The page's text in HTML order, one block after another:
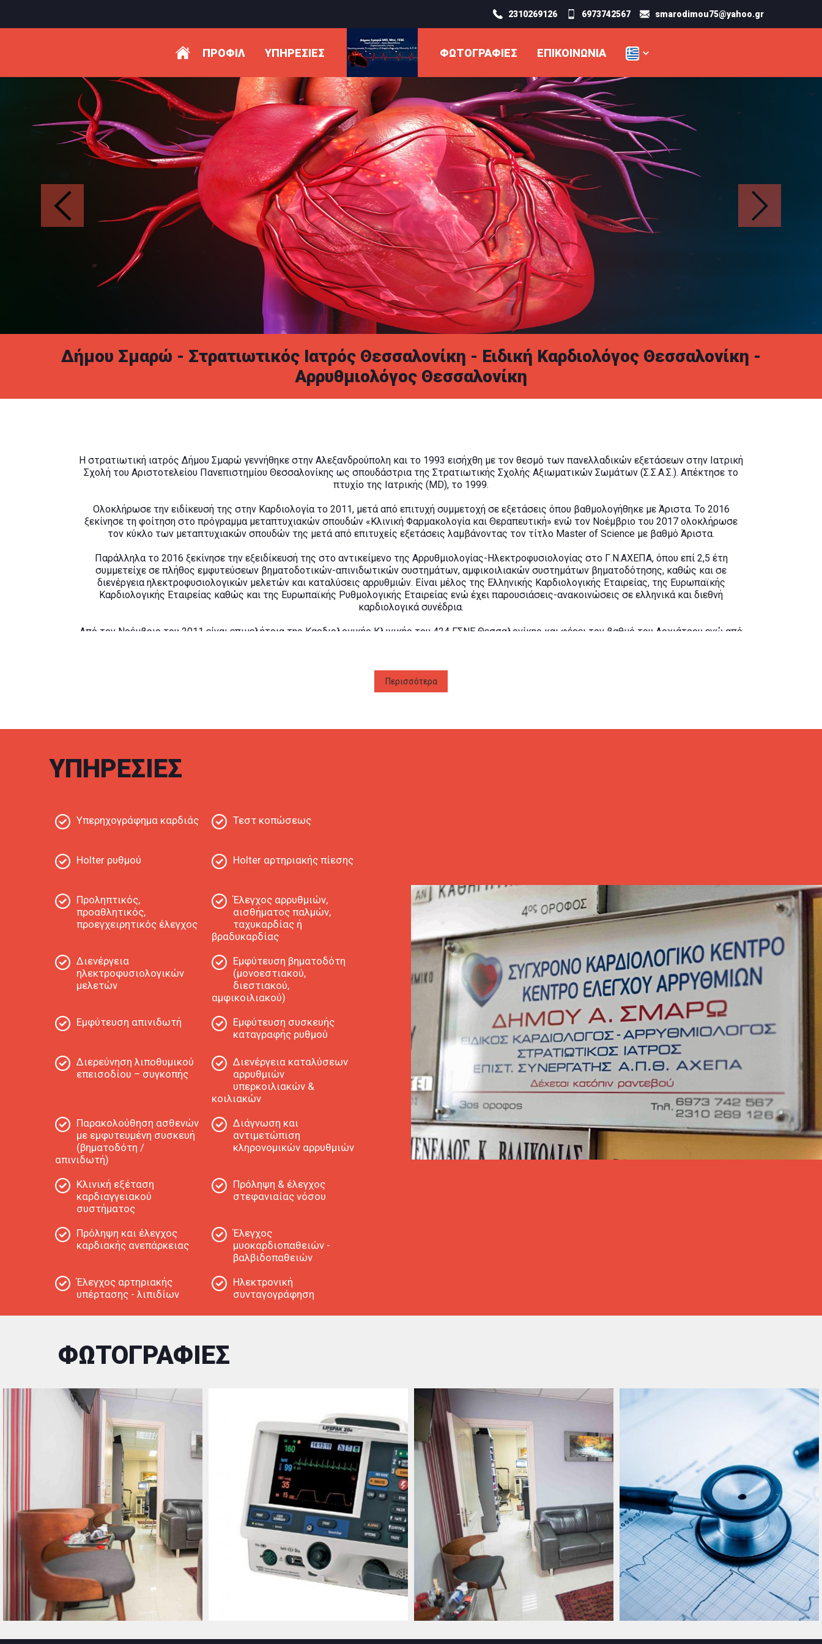
2310269126 6973742567 smarodimou75@yahoo.gr
ΠΡΟΦΊΛ ΥΠΗΡΕΣΊΕΣ ΦΩΤΟΓΡΑΦΊΕΣ ΕΠΙΚΟΙΝΩΝΊΑ
Δήμου Σμαρώ - Στρατιωτικός Ιατρός Θεσσαλονίκη - Ειδική Καρδιολόγος Θεσσαλονίκη -
Αρρυθμιολόγος Θεσσαλονίκη
Η στρατιωτική ιατρός Δήμου Σμαρώ γεννήθηκε στην Αλεξανδρούπολη και το 1993 εισήχθη με τον θεσμό των πανελλαδικών εξετάσεων στην Ιατρική
Σχολή του Αριστοτελείου Πανεπιστημίου Θεσσαλονίκης ως σπουδάστρια της Στρατιωτικής Σχολής Αξιωματικών Σωμάτων (Σ.Σ.Α.Σ.). Απέκτησε το
πτυχίο της Ιατρικής (MD), το 1999.
Ολοκλήρωσε την ειδίκευσή της στην Καρδιολογία το 2011, μετά από επιτυχή συμμετοχή σε εξετάσεις όπου βαθμολογήθηκε με Άριστα. Το 2016
ξεκίνησε τη φοίτηση στο πρόγραμμα μεταπτυχιακών σπουδών «Κλινική Φαρμακολογία και Θεραπευτική» ενώ τον Νοέμβριο του 2017 ολοκλήρωσε
τον κύκλο των μεταπτυχιακών σπουδών της μετά από επιτυχείς εξετάσεις λαμβάνοντας τον τίτλο Master of Science με βαθμό Άριστα.
Παράλληλα το 2016 ξεκίνησε την εξειδίκευσή της στο αντικείμενο της Αρρυθμιολογίας-Ηλεκτροφυσιολογίας στο Γ.Ν.ΑΧΕΠΑ, όπου επί 2,5 έτη
συμμετείχε σε πλήθος εμφυτεύσεων βηματοδοτικών-απινιδωτικών συστημάτων, αμφικοιλιακών συστημάτων βηματοδότησης, καθώς και σε
διενέργεια ηλεκτροφυσιολογικών μελετών και καταλύσεις αρρυθμιών. Είναι μέλος της Ελληνικής Καρδιολογικής Εταιρείας, της Ευρωπαϊκής
Καρδιολογικής Εταιρείας καθώς και της Ευρωπαϊκής Ρυθμολογικής Εταιρείας ενώ έχει παρουσιάσεις-ανακοινώσεις σε ελληνικά και διεθνή
καρδιολογικά συνέδρια.
Από τον Νοέμβριο του 2011 είναι επιμελήτρια της Καρδιολογικής Κλινικής του 424 ΓΣΝΕ Θεσσαλονίκης και φέρει τον βαθμό του Αρχιάτρου ενώ από
ιατρείο στο κέντρο της Θεσσαλονίκης.
Περισσότερα
ΥΠΗΡΕΣΊΕΣ
Υπερηχογράφημα καρδιάς Τεστ κοπώσεως
Holter ρυθμού Holter αρτηριακής πίεσης
Προληπτικός,
προαθλητικός,
προεγχειρητικός έλεγχος
Έλεγχος αρρυθμιών,
αισθήματος παλμών,
ταχυκαρδίας ή
βραδυκαρδίας
Διενέργεια
ηλεκτροφυσιολογικών
μελετών
Εμφύτευση βηματοδότη
(μονοεστιακού,
διεστιακού,
αμφικοιλιακού)
Εμφύτευση απινιδωτή
Εμφύτευση συσκευής
καταγραφής ρυθμού
Διερεύνηση λιποθυμικού
επεισοδίου – συγκοπής
Διενέργεια καταλύσεων
αρρυθμιών
υπερκοιλιακών &
κοιλιακών
Παρακολούθηση ασθενών
με εμφυτευμένη συσκευή
(βηματοδότη /
απινιδωτή)
Διάγνωση και
αντιμετώπιση
κληρονομικών αρρυθμιών
Κλινική εξέταση
καρδιαγγειακού
συστήματος
Πρόληψη & έλεγχος
στεφανιαίας νόσου
Πρόληψη και έλεγχος
καρδιακής ανεπάρκειας
Έλεγχος
μυοκαρδιοπαθειών -
βαλβιδοπαθειών
Έλεγχος αρτηριακής
υπέρτασης - λιπιδίων
Ηλεκτρονική
συνταγογράφηση
ΦΩΤΟΓΡΑΦΙΕΣ